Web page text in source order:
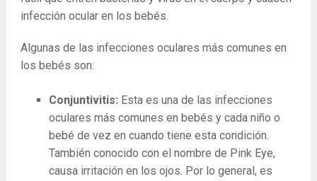
infección ocular en los bebés.
Algunas de las infecciones oculares más comunes en
los bebés son:
Conjuntivitis: Esta es una de las infecciones
oculares más comunes en bebés y cada niño o
bebé de vez en cuando tiene esta condición.
También conocido con el nombre de Pink Eye,
causa irritación en los ojos. Por lo general, es